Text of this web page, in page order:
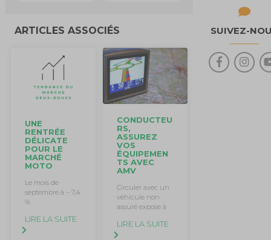
ARTICLES ASSOCIÉS
UNE
RENTRÉE
DÉLICATE
POUR LE
MARCHÉ
MOTO
Le mois de
septembre à – 7,4
%
LIRE LA SUITE
CONDUCTEU
RS,
ASSUREZ
VOS
ÉQUIPEMEN
TS AVEC
AMV
Circuler avec un
véhicule non
assuré expose à
LIRE LA SUITE
SUIVEZ-